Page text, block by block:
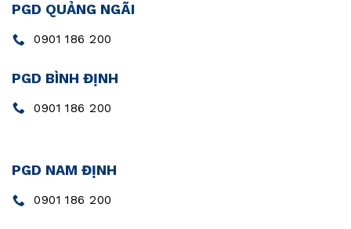
PGD QUẢNG NGÃI
0901 186 200
PGD BÌNH ĐỊNH
0901 186 200
PGD NAM ĐỊNH
0901 186 200